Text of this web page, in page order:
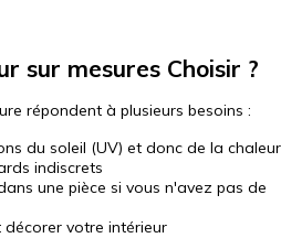
sur mesures Choisir ?
répondent à plusieurs besoins :
du soleil (UV) et donc de la chaleur
indiscrets
une pièce si vous n'avez pas de
votre intérieur